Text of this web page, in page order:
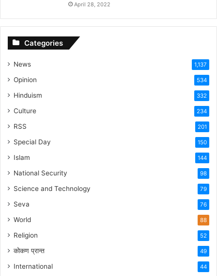
April 28, 2022
Categories
News 1,137
Opinion 534
Hinduism 332
Culture 234
RSS 201
Special Day 150
Islam 144
National Security 98
Science and Technology 79
Seva 76
World 88
Religion 52
कोकण प्रान्त 49
International 44